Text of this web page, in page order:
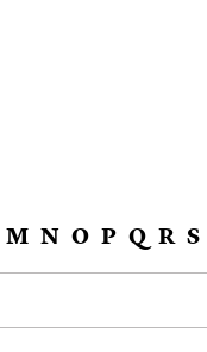
M N O P Q R S